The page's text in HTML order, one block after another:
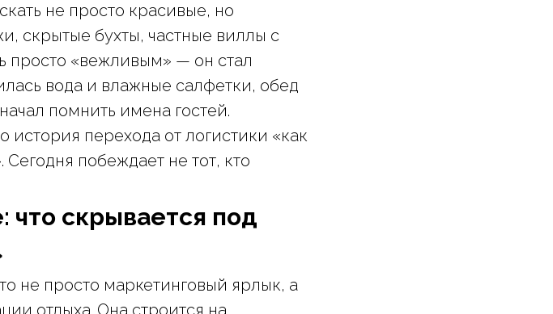
не просто красивые, но
скрытые бухты, частные виллы с
просто «вежливым» — он стал
вода и влажные салфетки, обед
помнить имена гостей.
перехода от логистики «как
побеждает не тот, кто
что скрывается под
не просто маркетинговый ярлык, а
отдыха. Она строится на